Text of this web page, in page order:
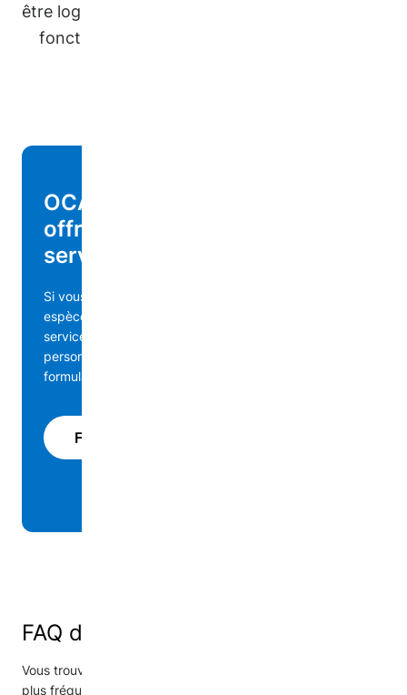
être logées temporairement ou à long terme en
fonction de ce que vous pouvez proposer.
OCASI accepte également les
offres d'emploi, de biens et de
services.
Si vous avez un canapé disponible, un don en
espèces, des vêtements de rechange ou tout autre
service ou bien que vous souhaitez offrir à une
personne nouvellement arrivée, nous avons un
formulaire pour cela!
Formulaires de dons alternatifs
FAQ des donateurs
Vous trouverez ci-dessous les réponses aux questions les
plus fréquentes à propos du Réseau de Dons pour les